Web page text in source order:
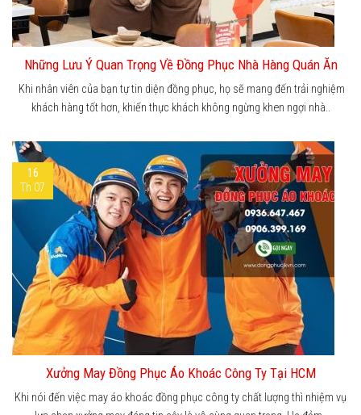
Những Lưu Ý Quan Trọng Về Đồng Phục Nhà Hàng Quán Ăn
Khi nhân viên của bạn tự tin diện đồng phục, họ sẽ mang đến trải nghiệm
khách hàng tốt hơn, khiến thực khách không ngừng khen ngợi nhà..
16
Th 07
Xưởng May Đồng Phục Áo Khoác Công Ty Tại HCM
Khi nói đến việc may áo khoác đồng phục công ty chất lượng thì nhiệm vụ